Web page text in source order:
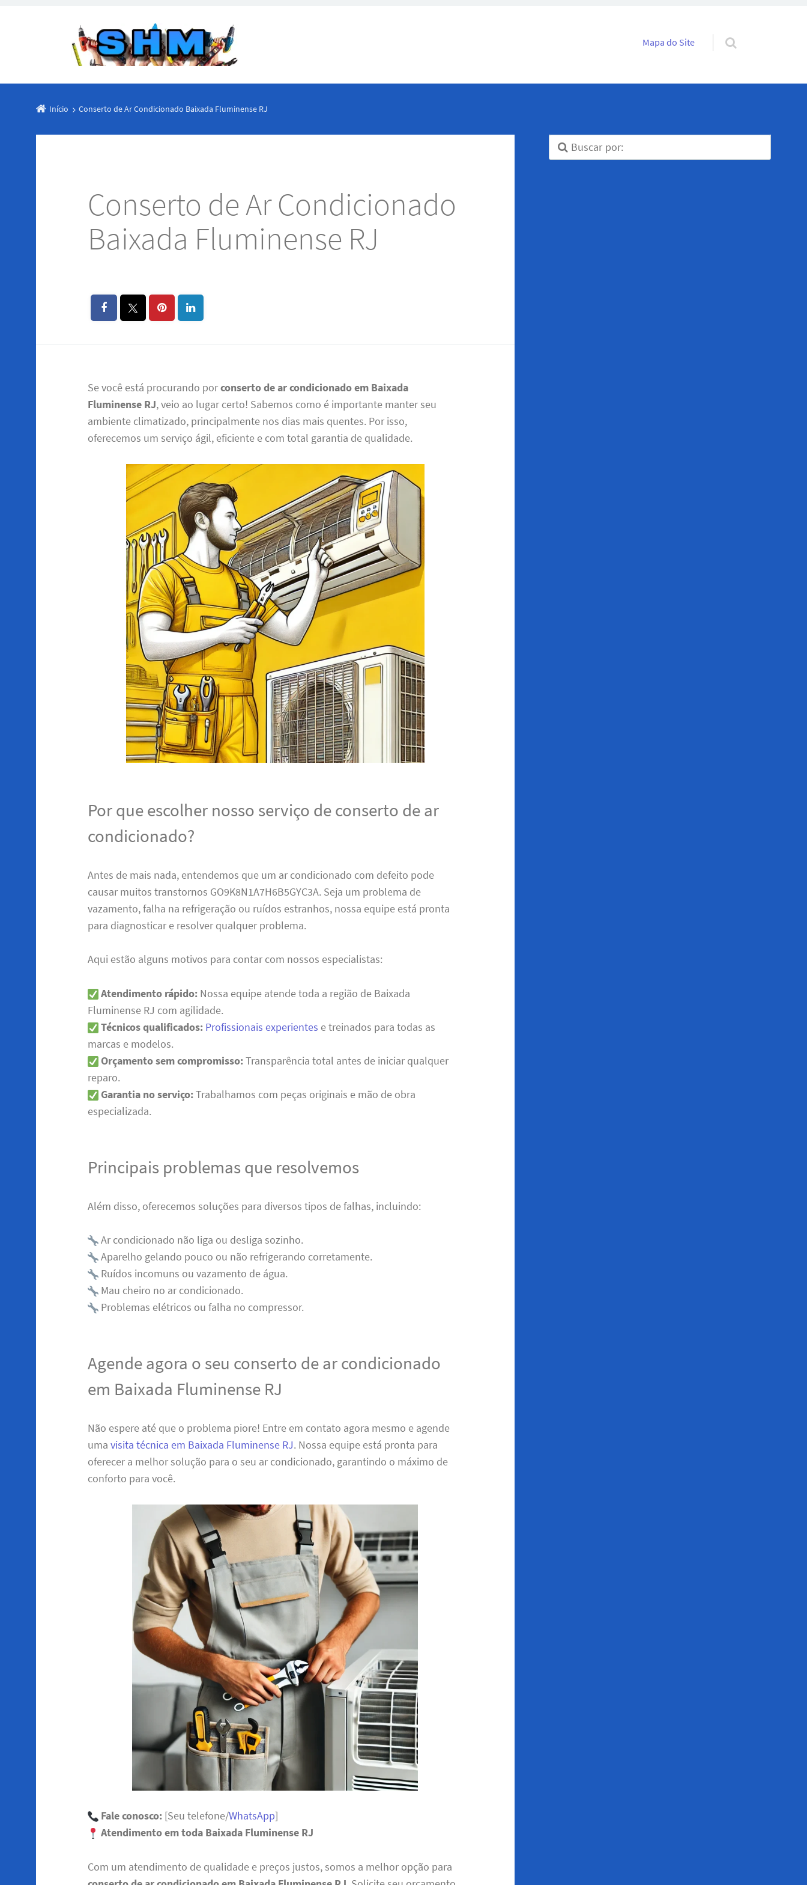
Pular para o conteúdo
Mapa do Site
Início Conserto de Ar Condicionado Baixada Fluminense RJ
Conserto de Ar Condicionado
Baixada Fluminense RJ
Se você está procurando porconserto de ar condicionado em Baixada
Fluminense RJ, veio ao lugar certo! Sabemos como é importante manter seu
ambiente climatizado, principalmente nos dias mais quentes. Por isso,
oferecemos um serviço ágil, eficiente e com total garantia de qualidade.
Por que escolher nosso serviço de conserto de ar
condicionado?
Antes de mais nada, entendemos que um ar condicionado com defeito pode
causar muitos transtornos GO9K8N1A7H6B5GYC3A. Seja um problema de
vazamento, falha na refrigeração ou ruídos estranhos, nossa equipe está pronta
para diagnosticar e resolver qualquer problema.
Aqui estão alguns motivos para contar com nossos especialistas:
Atendimento rápido: Nossa equipe atende toda a região de Baixada
Fluminense RJ com agilidade.
Técnicos qualificados: Profissionais experientes e treinados para todas as
marcas e modelos.
Orçamento sem compromisso:Transparência total antes de iniciar qualquer
reparo.
Garantia no serviço:Trabalhamos com peças originais e mão de obra
especializada.
Principais problemas que resolvemos
Além disso, oferecemos soluções para diversos tipos de falhas, incluindo:
Ar condicionado não liga ou desliga sozinho.
Aparelho gelando pouco ou não refrigerando corretamente.
Ruídos incomuns ou vazamento de água.
Mau cheiro no ar condicionado.
Problemas elétricos ou falha no compressor.
Agende agora o seu conserto de ar condicionado
em Baixada Fluminense RJ
Não espere até que o problema piore! Entre em contato agora mesmo e agende
umavisita técnica em Baixada Fluminense RJ. Nossa equipe está pronta para
oferecer a melhor solução para o seu ar condicionado, garantindo o máximo de
conforto para você.
Fale conosco: [Seu telefone/WhatsApp]
Atendimento em toda Baixada Fluminense RJ
Com um atendimento de qualidade e preços justos, somos a melhor opção para